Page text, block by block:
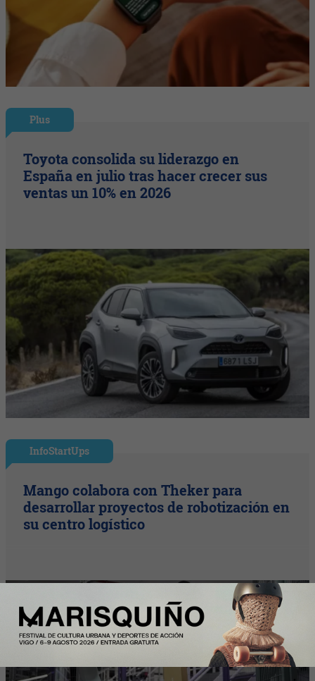
Plus
Toyota consolida su liderazgo en
España en julio tras hacer crecer sus
ventas un 10% en 2026
InfoStartUps
Mango colabora con Theker para
desarrollar proyectos de robotización en
su centro logístico